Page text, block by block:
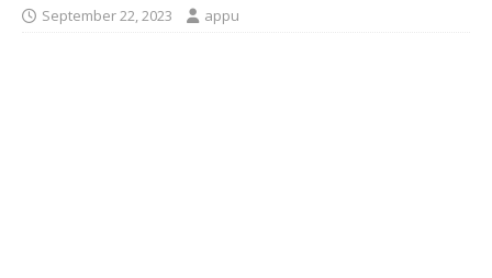
September 22, 2023 appu